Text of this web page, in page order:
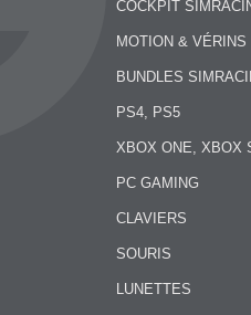
COCKPIT
MOTION & VÉRINS
BUNDLES
PS4, PS5
XBOX ONE, XBOX
PC GAMING
CLAVIERS
SOURIS
LUNETTES